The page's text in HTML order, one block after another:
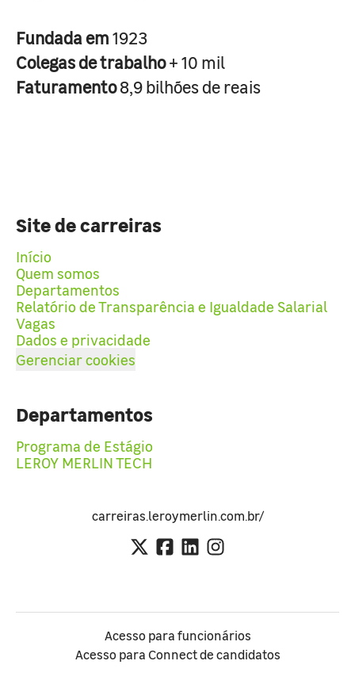
Fundada em1923
Colegas de trabalho+ 10 mil
Faturamento8,9 bilhões de reais
Site de carreiras
Início
Quem somos
Departamentos
Relatório de Transparência e Igualdade Salarial
Vagas
Dados e privacidade
Gerenciar cookies
Departamentos
Programa de Estágio
LEROY MERLIN TECH
carreiras.leroymerlin.com.br/
Acesso para funcionários
Acesso para Connect de candidatos